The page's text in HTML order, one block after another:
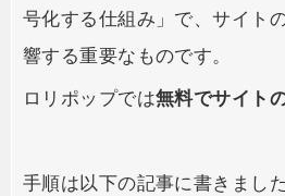
号化する仕組み」で、サイト
響する重要なものです。
ロリポップでは無料でサイト
手順は以下の記事に書きました